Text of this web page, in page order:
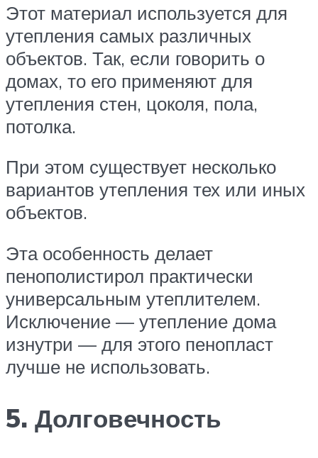
Этот материал используется для
утепления самых различных
объектов. Так, если говорить о
домах, то его применяют для
утепления стен, цоколя, пола,
потолка.
При этом существует несколько
вариантов утепления тех или иных
объектов.
Эта особенность делает
пенополистирол практически
универсальным утеплителем.
Исключение — утепление дома
изнутри — для этого пенопласт
лучше не использовать.
5. Долговечность